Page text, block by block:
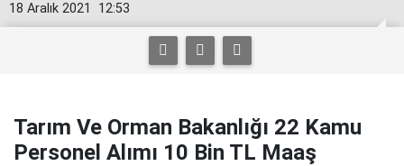
12:53
18 Aralık 2021
Tarım Ve Orman Bakanlığı 22 Kamu
Personel Alımı 10 Bin TL Maaş